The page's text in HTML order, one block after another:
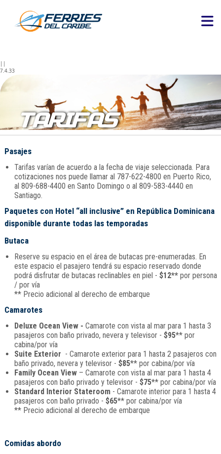
||
7.4.33
TARIFAS
Pasajes
Tarifas varían de acuerdo a la fecha de viaje seleccionada. Para
cotizaciones nos puede llamar al 787-622-4800 en Puerto Rico,
al 809-688-4400 en Santo Domingo o al 809-583-4440 en
Santiago.
Paquetes con Hotel “all inclusive” en República Dominicana
disponible durante todas las temporadas
Butaca
Reserve su espacio en el área de butacas pre-enumeradas. En
este espacio el pasajero tendrá su espacio reservado donde
podrá disfrutar de butacas reclinables en piel - $12**por persona
/ por vía
** Precio adicional al derecho de embarque
Camarotes
Deluxe Ocean View - Camarote con vista al mar para 1 hasta 3
pasajeros con baño privado, nevera y televisor - $95** por
cabina/por vía
Suite Exterior - Camarote exterior para 1 hasta 2 pasajeros con
baño privado, nevera y televisor - $85** por cabina/por vía
Family Ocean View– Camarote con vista al mar para 1 hasta 4
pasajeros con baño privado y televisor - $75** por cabina/por vía
Standard Interior Stateroom- Camarote interior para 1 hasta 4
pasajeros con baño privado - $65** por cabina/por vía
** Precio adicional al derecho de embarque
Comidas abordo